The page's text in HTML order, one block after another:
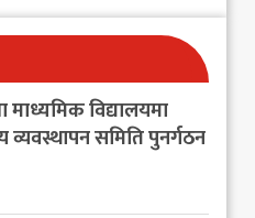
माध्यमिक विद्यालयमा
व्यवस्थापन समिति पुनर्गठन